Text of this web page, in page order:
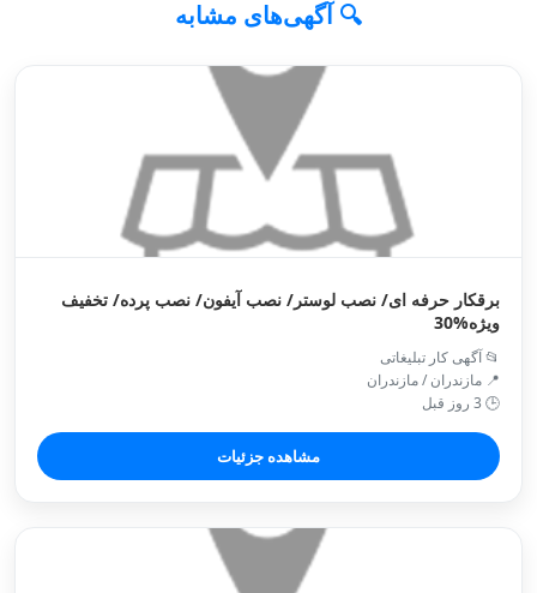
🔍 آگهی‌های مشابه
برقکار حرفه ای/ نصب لوستر/ نصب آیفون/ نصب پرده/ تخفیف
ویژه%30
📂 آگهی کار تبلیغاتی
📍 مازندران / مازندران
🕒 3 روز قبل
مشاهده جزئیات